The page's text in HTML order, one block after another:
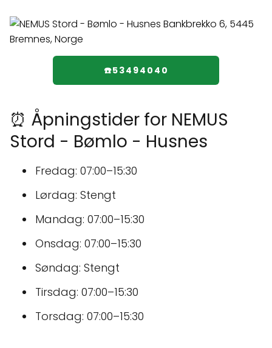
☎️53494040
⏰ Åpningstider for NEMUS
Stord - Bømlo - Husnes
Fredag: 07:00–15:30
Lørdag: Stengt
Mandag: 07:00–15:30
Onsdag: 07:00–15:30
Søndag: Stengt
Tirsdag: 07:00–15:30
Torsdag: 07:00–15:30